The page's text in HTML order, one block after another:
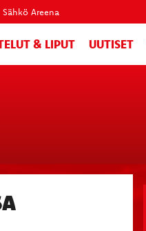
Sähkö Areena
& LIPUT UUTISET